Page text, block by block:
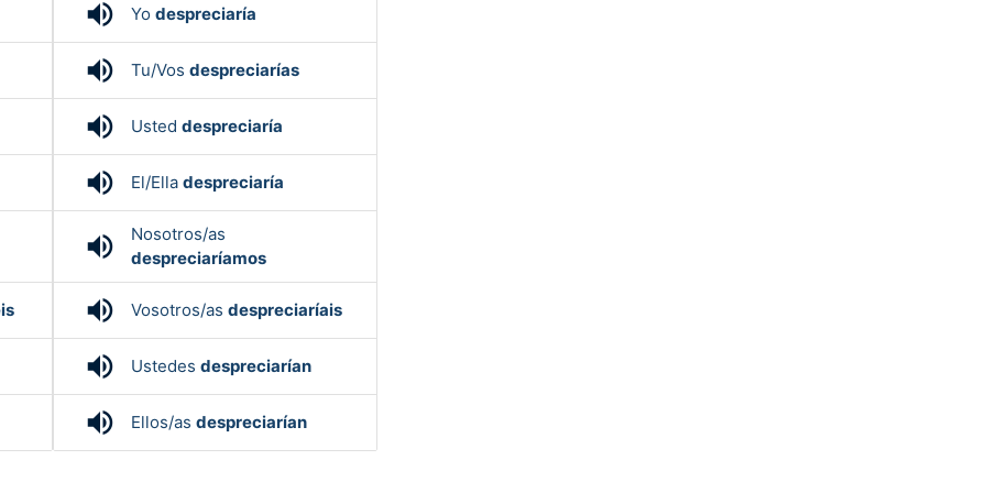
volume_up Yodespreciaría
volume_up Tu/Vosdespreciarías
volume_up Usteddespreciaría
volume_up El/Elladespreciaría
volume_up
Nosotros/as
despreciaríamos
volume_up Vosotros/asdespreciaríais
volume_up Ustedesdespreciarían
volume_up Ellos/asdespreciarían